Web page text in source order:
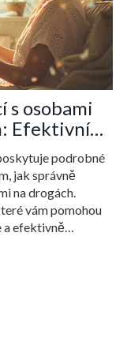
s osobami
Efektivní
podrobné
jak správně
na drogách.
vám pomohou
a efektivně
Čtenář se
a jak
závislých osob.